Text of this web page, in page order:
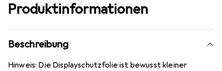
Produktinformationen
Beschreibung
Hinweis: Die Displayschutzfolie ist bewusst kleiner